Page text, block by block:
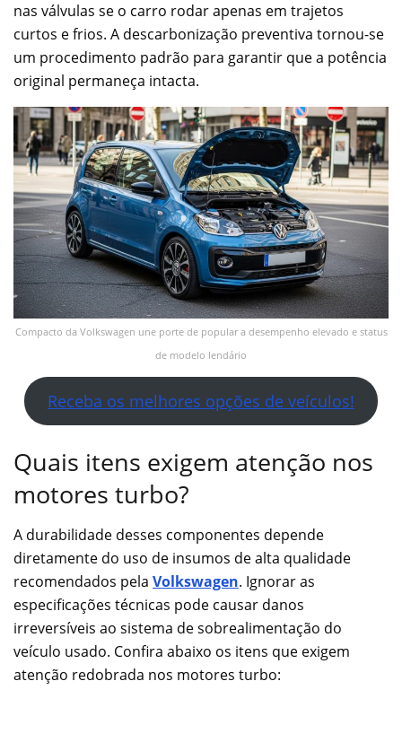
nas válvulas se o carro rodar apenas em trajetos
curtos e frios. A descarbonização preventiva tornou-se
um procedimento padrão para garantir que a potência
original permaneça intacta.
Compacto da Volkswagen une porte de popular a desempenho elevado e status
de modelo lendário
Receba os melhores opções de veículos!
Quais itens exigem atenção nos
motores turbo?
A durabilidade desses componentes depende
diretamente do uso de insumos de alta qualidade
recomendados pela Volkswagen. Ignorar as
especificações técnicas pode causar danos
irreversíveis ao sistema de sobrealimentação do
veículo usado. Confira abaixo os itens que exigem
atenção redobrada nos motores turbo: